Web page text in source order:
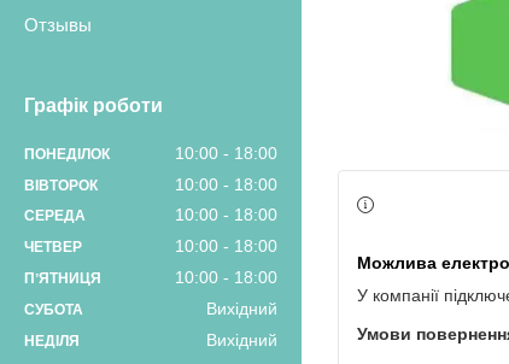
Отзывы
Графік роботи
ПОНЕДІЛОК 10:00 18:00
ВІВТОРОК 10:00 18:00
СЕРЕДА 10:00 18:00
ЧЕТВЕР 10:00 18:00
ПʼЯТНИЦЯ 10:00 18:00
СУБОТА Вихідний
НЕДІЛЯ Вихідний
У компанії